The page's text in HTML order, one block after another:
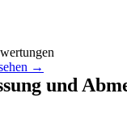
→
und